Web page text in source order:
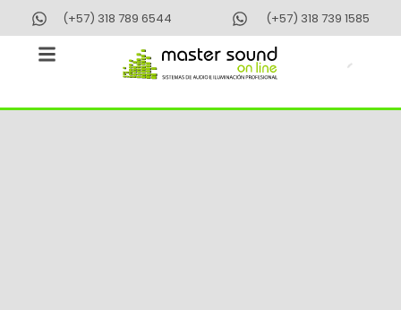
contenido
(+57) 318 789 6544 (+57) 318 739 1585